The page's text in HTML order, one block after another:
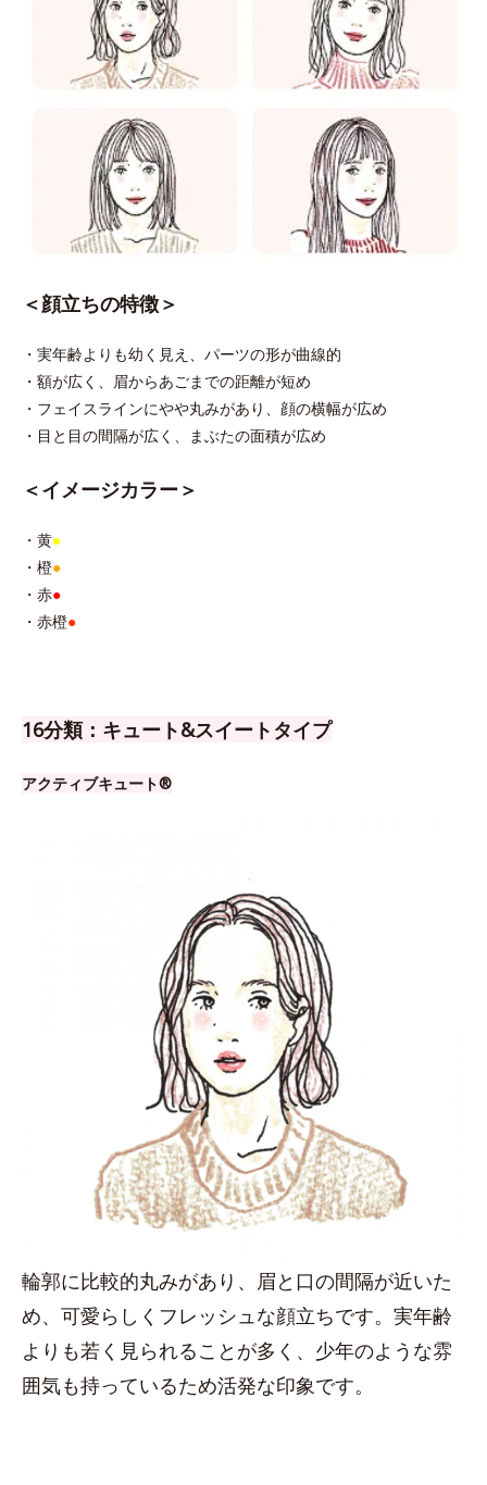
＜顔立ちの特徴＞
・実年齢よりも幼く見え、パーツの形が曲線的
・額が広く、眉からあごまでの距離が短め
・フェイスラインにやや丸みがあり、顔の横幅が広め
・目と目の間隔が広く、まぶたの面積が広め
＜イメージカラー＞
・黄●
・橙●
・赤●
・赤橙●
16分類：キュート&スイートタイプ
アクティブキュート®
輪郭に比較的丸みがあり、眉と口の間隔が近いた
め、可愛らしくフレッシュな顔立ちです。実年齢
よりも若く見られることが多く、少年のような雰
囲気も持っているため活発な印象です。